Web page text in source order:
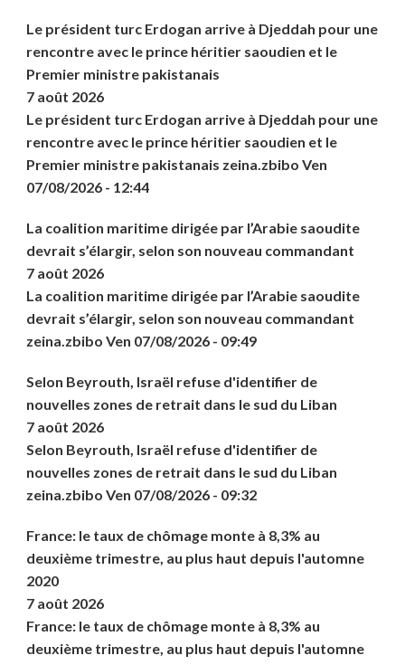
Le président turc Erdogan arrive à Djeddah pour une
rencontre avec le prince héritier saoudien et le
Premier ministre pakistanais
7 août 2026
Le président turc Erdogan arrive à Djeddah pour une
rencontre avec le prince héritier saoudien et le
Premier ministre pakistanais zeina.zbibo Ven
07/08/2026 - 12:44
La coalition maritime dirigée par l’Arabie saoudite
devrait s’élargir, selon son nouveau commandant
7 août 2026
La coalition maritime dirigée par l’Arabie saoudite
devrait s’élargir, selon son nouveau commandant
zeina.zbibo Ven 07/08/2026 - 09:49
Selon Beyrouth, Israël refuse d'identifier de
nouvelles zones de retrait dans le sud du Liban
7 août 2026
Selon Beyrouth, Israël refuse d'identifier de
nouvelles zones de retrait dans le sud du Liban
zeina.zbibo Ven 07/08/2026 - 09:32
France: le taux de chômage monte à 8,3% au
deuxième trimestre, au plus haut depuis l'automne
2020
7 août 2026
France: le taux de chômage monte à 8,3% au
deuxième trimestre, au plus haut depuis l'automne